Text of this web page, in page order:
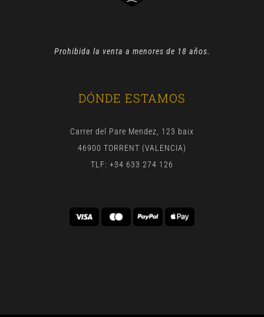
Prohibida la venta a menores de 18 años.
DÓNDE ESTAMOS
Carrer del Pare Mendez, 123 baix
46900 TORRENT (VALENCIA)
TLF: +34 633 274 126